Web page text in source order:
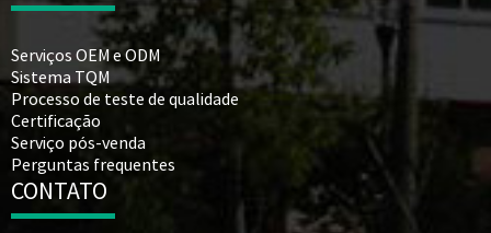
Serviços OEM e ODM
Sistema TQM
Processo de teste de qualidade
Certificação
Serviço pós-venda
Perguntas frequentes
CONTATO